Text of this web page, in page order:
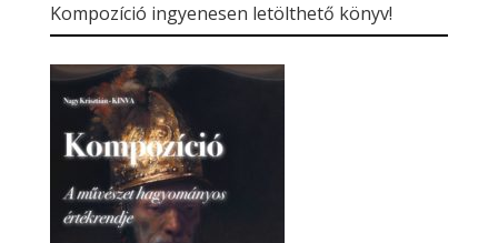
Kompozíció ingyenesen letölthető könyv!